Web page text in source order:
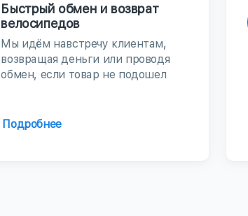
Быстрый обмен и возврат
велосипедов
Мы идём навстречу клиентам,
возвращая деньги или проводя
обмен, если товар не подошел
Подробнее